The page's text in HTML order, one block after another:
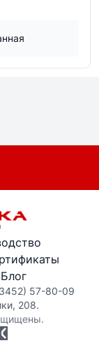
Блог
57-80-09
208.